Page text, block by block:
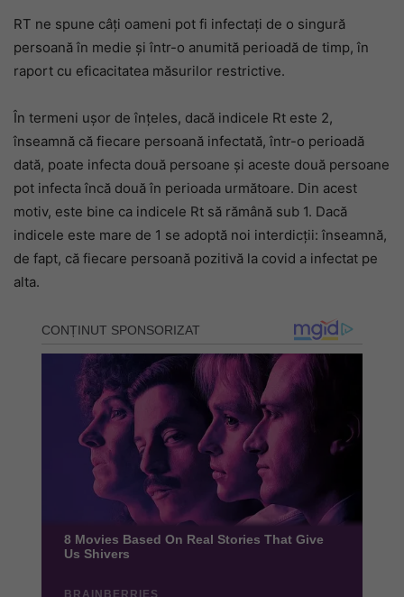
RT ne spune câți oameni pot fi infectați de o singură
persoană în medie și într-o anumită perioadă de timp, în
raport cu eficacitatea măsurilor restrictive.
În termeni ușor de înțeles, dacă indicele Rt este 2,
înseamnă că fiecare persoană infectată, într-o perioadă
dată, poate infecta două persoane și aceste două persoane
pot infecta încă două în perioada următoare. Din acest
motiv, este bine ca indicele Rt să rămână sub 1. Dacă
indicele este mare de 1 se adoptă noi interdicții: înseamnă,
de fapt, că fiecare persoană pozitivă la covid a infectat pe
alta.